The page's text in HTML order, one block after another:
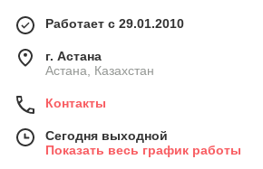
Работает с 29.01.2010
г. Астана
Астана, Казахстан
Контакты
Сегодня выходной
Показать весь график работы